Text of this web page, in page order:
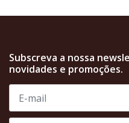
Subscreva a nossa
novidades e promoções.